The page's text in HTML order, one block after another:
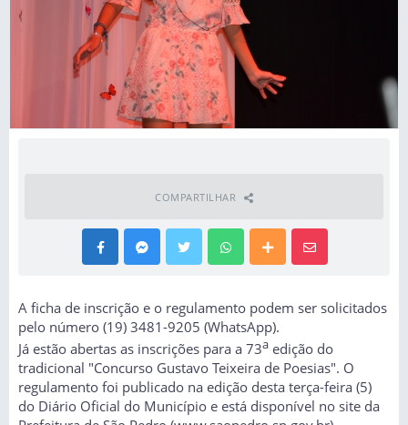
COMPARTILHAR
A ficha de inscrição e o regulamento podem ser solicitados
pelo número (19) 3481-9205 (WhatsApp).
Já estão abertas as inscrições para a 73a edição do
tradicional "Concurso Gustavo Teixeira de Poesias". O
regulamento foi publicado na edição desta terça-feira (5)
do Diário Oficial do Município e está disponível no site da